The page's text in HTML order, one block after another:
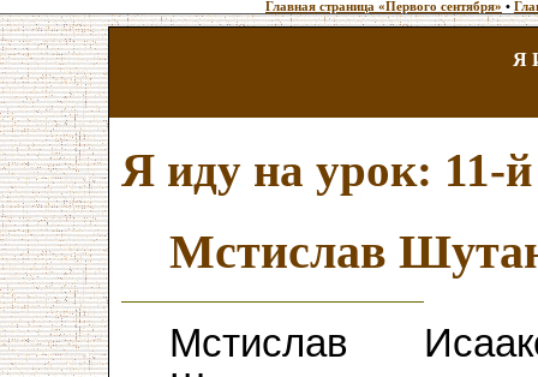
Главная страница «Первого сентября» •
Я
Я иду на урок: 11-й
Мстислав
Мстислав